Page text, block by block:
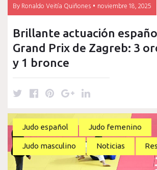
ByRonaldo Veitía Quiñones noviembre 18, 2025
Brillante actuación
Grand Prix de Zagreb: 3
y 1 bronce
i
t
t
e
F
c
e
b
o
P
n
t
e
r
G
o
g
l
e
L
n
k
e
d
Judo español Judo femenino
Judo masculino Noticias